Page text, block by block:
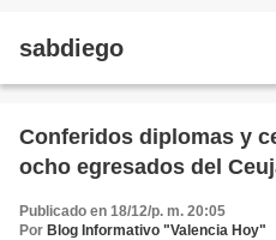
sabdiego
Conferidos diplomas y
ocho egresados del
Publicado en 18/12/p. m. 20:05
Por Blog Informativo "Valencia Hoy"